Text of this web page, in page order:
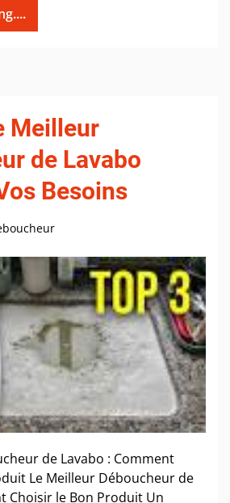
Meilleur
de Lavabo
Besoins
de Lavabo : Comment
Le Meilleur Déboucheur de
Choisir le Bon Produit Un